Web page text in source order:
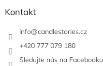
Kontakt
info@candlestories.cz
+420 777 079 180
Sledujte nás na Facebooku